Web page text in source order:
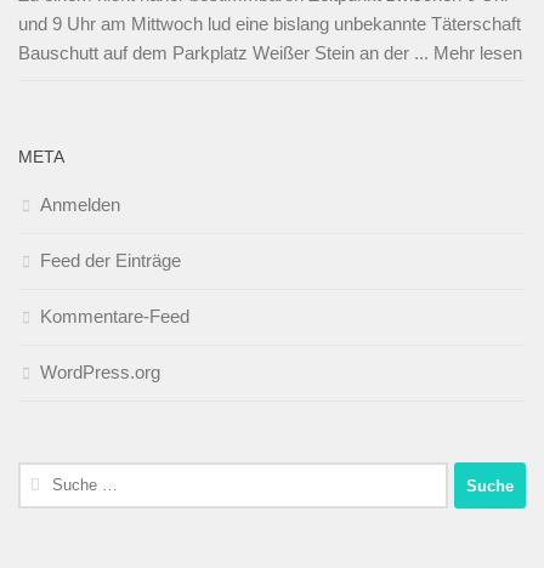
und 9 Uhr am Mittwoch lud eine bislang unbekannte Täterschaft
Bauschutt auf dem Parkplatz Weißer Stein an der ... Mehr lesen
META
Anmelden
Feed der Einträge
Kommentare-Feed
WordPress.org
Suche
nach: